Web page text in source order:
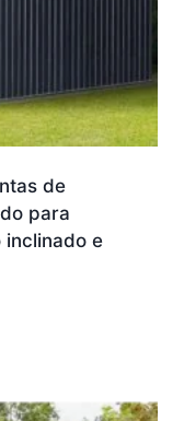
de
para
e